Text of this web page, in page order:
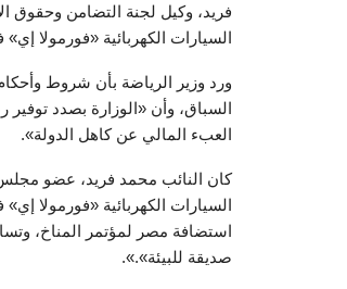
فريد، وكيل لجنة التضامن وحقوق
السيارات الكهربائية «فورمولا
السباق، وأن «الوزارة بصدد توفير
العبء المالي عن كاهل الدولة».
كان النائب محمد فريد، عضو
السيارات الكهربائية «فورمولا
استضافة مصر لمؤتمر المناخ،
صديقة للبيئة».».